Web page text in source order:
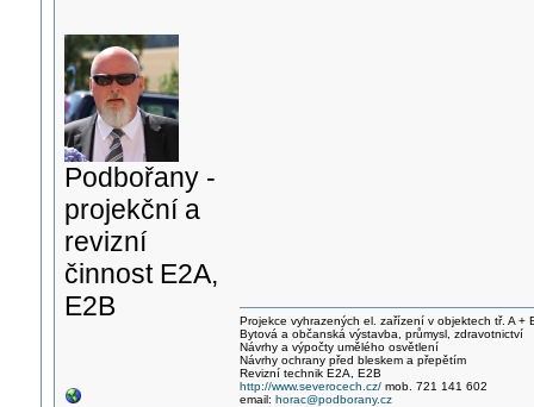
Podbořany -
projekční a
revizní
činnost E2A,
E2B
Projekce vyhrazených el. zařízení v objektech tř. A +
Bytová a občanská výstavba, průmysl, zdravotnictví
Návrhy a výpočty umělého osvětlení
Návrhy ochrany před bleskem a přepětím
Revizní technik E2A, E2B
http://www.severocech.cz/mob. 721 141 602
email: horac@podborany.cz